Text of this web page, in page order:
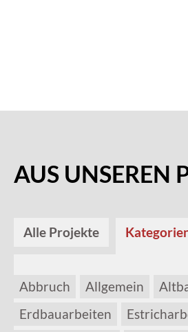
AUS UNSEREN
Alle Projekte
Abbruch Allgemein
Erdbauarbeiten